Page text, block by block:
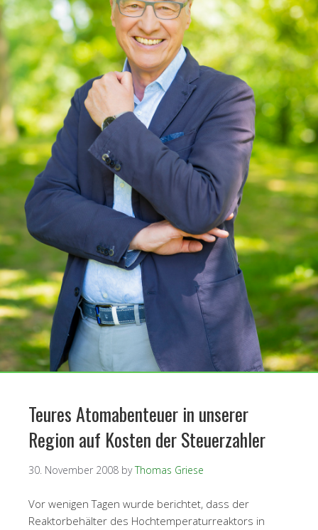
Teures Atomabenteuer in unserer
Region auf Kosten der Steuerzahler
30. November 2008 byThomas Griese
Vor wenigen Tagen wurde berichtet, dass der
Reaktorbehälter des Hochtemperaturreaktors in